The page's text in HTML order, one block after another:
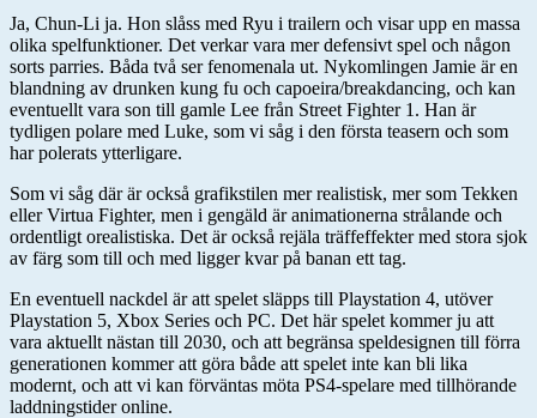
Ja, Chun-Li ja. Hon slåss med Ryu i trailern och visar upp en massa
olika spelfunktioner. Det verkar vara mer defensivt spel och någon
sorts parries. Båda två ser fenomenala ut. Nykomlingen Jamie är en
blandning av drunken kung fu och capoeira/breakdancing, och kan
eventuellt vara son till gamle Lee från Street Fighter 1. Han är
tydligen polare med Luke, som vi såg i den första teasern och som
har polerats ytterligare.
Som vi såg där är också grafikstilen mer realistisk, mer som Tekken
eller Virtua Fighter, men i gengäld är animationerna strålande och
ordentligt orealistiska. Det är också rejäla träffeffekter med stora sjok
av färg som till och med ligger kvar på banan ett tag.
En eventuell nackdel är att spelet släpps till Playstation 4, utöver
Playstation 5, Xbox Series och PC. Det här spelet kommer ju att
vara aktuellt nästan till 2030, och att begränsa speldesignen till förra
generationen kommer att göra både att spelet inte kan bli lika
modernt, och att vi kan förväntas möta PS4-spelare med tillhörande
laddningstider online.